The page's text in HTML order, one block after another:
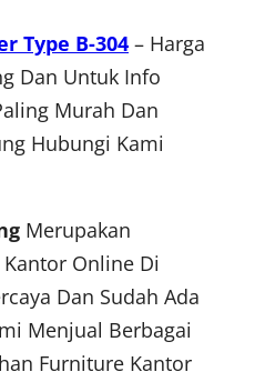
Type B-304 – Harga
Dan Untuk Info
Murah Dan
Hubungi Kami
Merupakan
Online Di
Dan Sudah Ada
Menjual Berbagai
Furniture Kantor